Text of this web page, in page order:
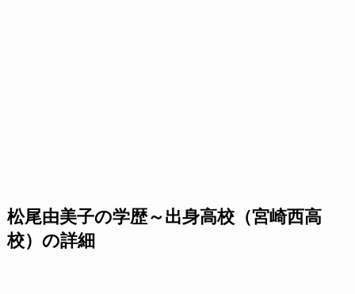
松尾由美子の学歴～出身高校（宮崎西高
校）の詳細